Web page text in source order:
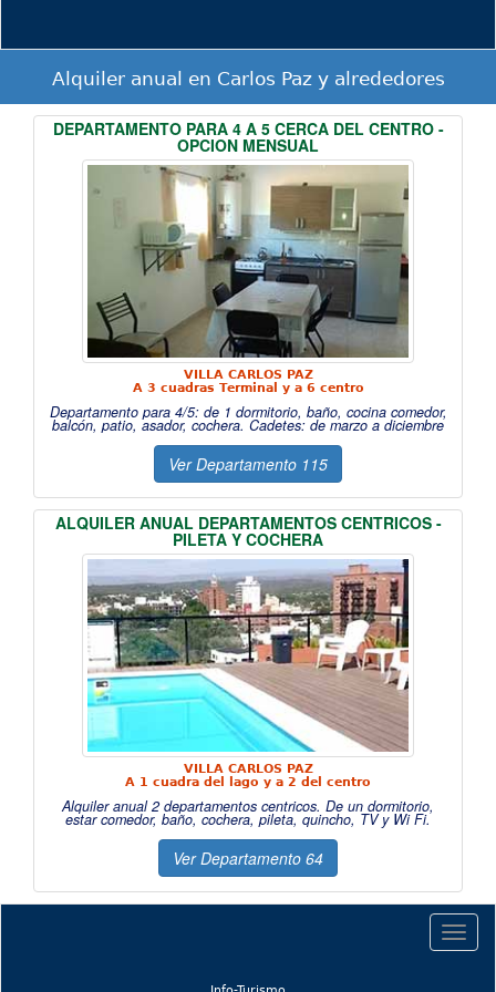
Alquiler anual en Carlos Paz y alrededores
DEPARTAMENTO PARA 4 A 5 CERCA DEL CENTRO -
OPCION MENSUAL
VILLA CARLOS PAZ
A 3 cuadras Terminal y a 6 centro
Departamento para 4/5: de 1 dormitorio, baño, cocina comedor,
balcón, patio, asador, cochera. Cadetes: de marzo a diciembre
Ver Departamento 115
ALQUILER ANUAL DEPARTAMENTOS CENTRICOS -
PILETA Y COCHERA
VILLA CARLOS PAZ
A 1 cuadra del lago y a 2 del centro
Alquiler anual 2 departamentos centricos. De un dormitorio,
estar comedor, baño, cochera, pileta, quincho, TV y Wi Fi.
Ver Departamento 64